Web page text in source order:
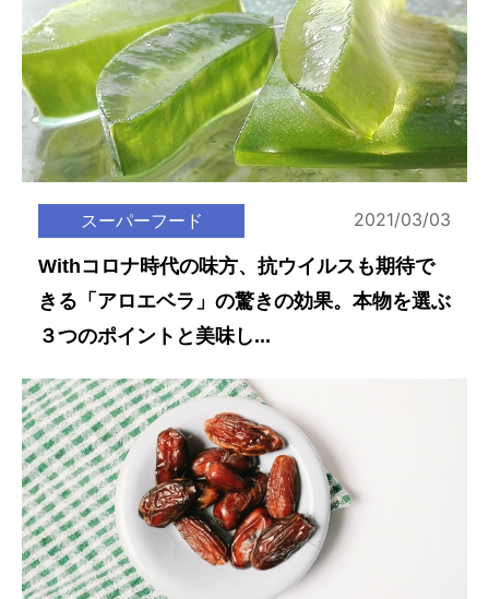
スーパーフード 2021/03/03
Withコロナ時代の味方、抗ウイルスも期待で
きる「アロエベラ」の驚きの効果。本物を選ぶ
３つのポイントと美味し...